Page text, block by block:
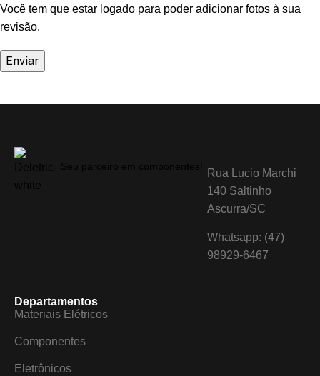
Você tem que estar logado para poder adicionar fotos à sua
revisão.
Rua Lucio Marchi
140 Saltinho
Ascurra/SC
Whatsapp: (47)
98929-6467
Departamentos
Materiais Elétricos
Componentes
Eletrônicos